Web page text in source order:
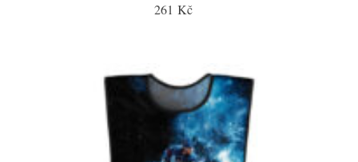
261 Kč